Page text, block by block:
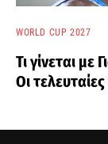
WORLD CUP 2027
Τι γίνεται με
Οι